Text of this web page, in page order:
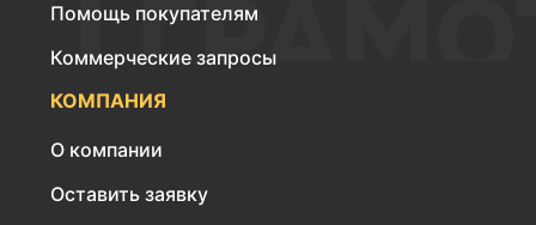
Помощь покупателям
Коммерческие запросы
КОМПАНИЯ
О компании
Оставить заявку